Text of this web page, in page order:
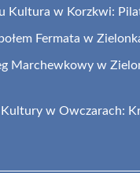
Kultura w Korzkwi:
Fermata w
Marchewkowy w
Kultury w Owczarach: